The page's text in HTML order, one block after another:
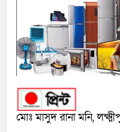
মোঃ মাসুদ রানা মনি,